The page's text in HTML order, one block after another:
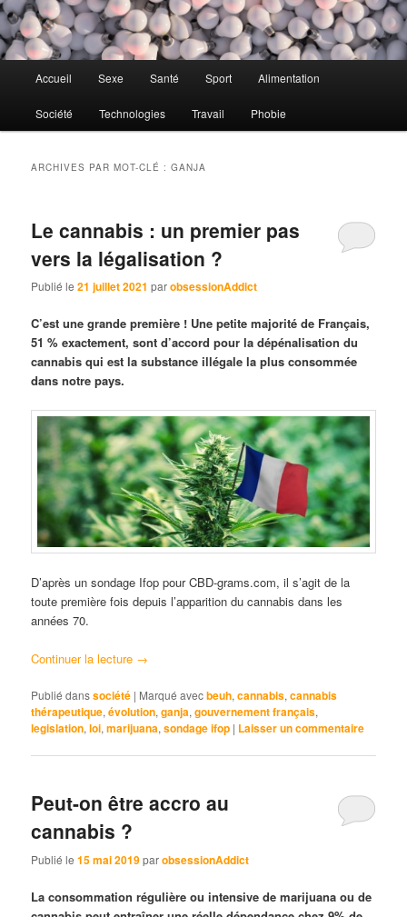
principal
Accueil Sexe Santé Sport Alimentation
Société Technologies Travail Phobie
ARCHIVES PAR MOT-CLÉ :GANJA
Le cannabis : un premier pas
vers la légalisation ?
Publié le21 juillet 2021 parobsessionAddict
C’est une grande première ! Une petite majorité de Français,
51 % exactement, sont d’accord pour la dépénalisation du
cannabis qui est la substance illégale la plus consommée
dans notre pays.
D’après un sondage Ifop pour CBD-grams.com, il s’agit de la
toute première fois depuis l’apparition du cannabis dans les
années 70.
Continuer la lecture →
Publié danssociété | Marqué avecbeuh,cannabis,cannabis
thérapeutique,évolution,ganja,gouvernement français,
legislation,loi,marijuana,sondage ifop | Laisser un commentaire
Peut-on être accro au
cannabis ?
Publié le15 mai 2019parobsessionAddict
La consommation régulière ou intensive de marijuana ou de